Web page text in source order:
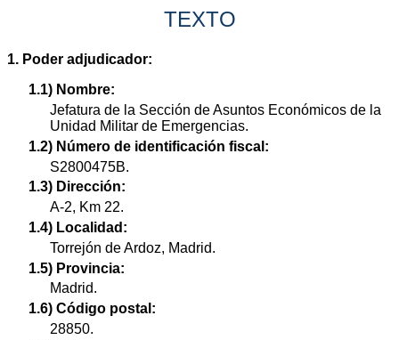
TEXTO
1. Poder adjudicador:
1.1) Nombre:
Jefatura de la Sección de Asuntos Económicos de la
Unidad Militar de Emergencias.
1.2) Número de identificación fiscal:
S2800475B.
1.3) Dirección:
A-2, Km 22.
1.4) Localidad:
Torrejón de Ardoz, Madrid.
1.5) Provincia:
Madrid.
1.6) Código postal:
28850.